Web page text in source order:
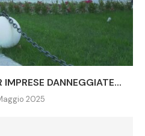
DANNEGGIATE...
2025